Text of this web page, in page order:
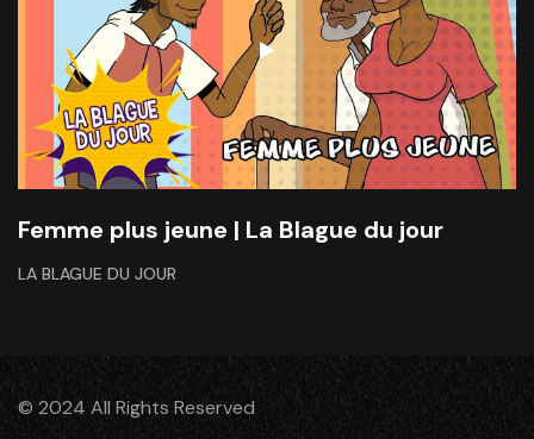
Femme plus jeune | La Blague du jour
LA BLAGUE DU JOUR
© 2024 All Rights Reserved